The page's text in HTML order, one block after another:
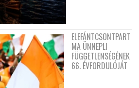
ELEFÁNTCSONTPART
MA ÜNNEPLI
FÜGGETLENSÉGÉNEK
66. ÉVFORDULÓJÁT